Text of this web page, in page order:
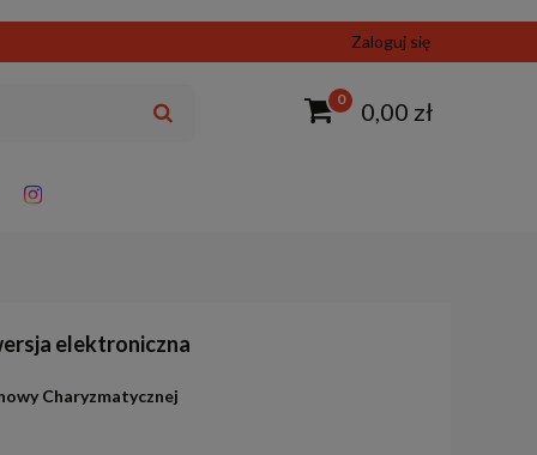
Zaloguj się
0 0,00 zł
elektroniczna
Charyzmatycznej